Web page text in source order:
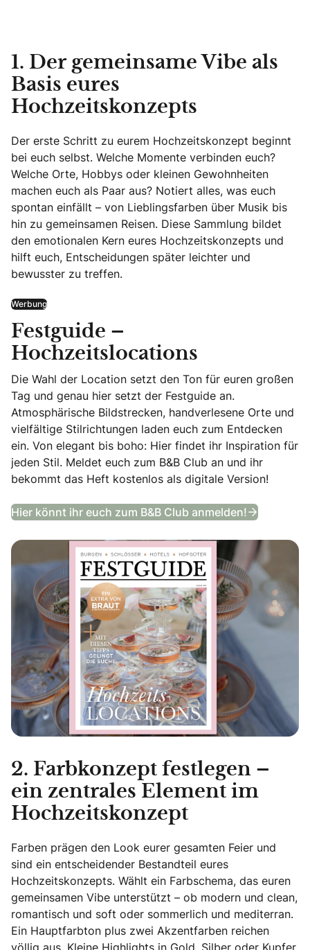
1. Der gemeinsame Vibe als
Basis eures
Hochzeitskonzepts
Der erste Schritt zu eurem Hochzeitskonzept beginnt
bei euch selbst. Welche Momente verbinden euch?
Welche Orte, Hobbys oder kleinen Gewohnheiten
machen euch als Paar aus? Notiert alles, was euch
spontan einfällt – von Lieblingsfarben über Musik bis
hin zu gemeinsamen Reisen. Diese Sammlung bildet
den emotionalen Kern eures Hochzeitskonzepts und
hilft euch, Entscheidungen später leichter und
bewusster zu treffen.
Werbung
Festguide –
Hochzeitslocations
Die Wahl der Location setzt den Ton für euren großen
Tag und genau hier setzt der Festguide an.
Atmosphärische Bildstrecken, handverlesene Orte und
vielfältige Stilrichtungen laden euch zum Entdecken
ein. Von elegant bis boho: Hier findet ihr Inspiration für
jeden Stil. Meldet euch zum B&B Club an und ihr
bekommt das Heft kostenlos als digitale Version!
Hier könnt ihr euch zum B&B Club anmelden!
2. Farbkonzept festlegen –
ein zentrales Element im
Hochzeitskonzept
Farben prägen den Look eurer gesamten Feier und
sind ein entscheidender Bestandteil eures
Hochzeitskonzepts. Wählt ein Farbschema, das euren
gemeinsamen Vibe unterstützt – ob modern und clean,
romantisch und soft oder sommerlich und mediterran.
Ein Hauptfarbton plus zwei Akzentfarben reichen